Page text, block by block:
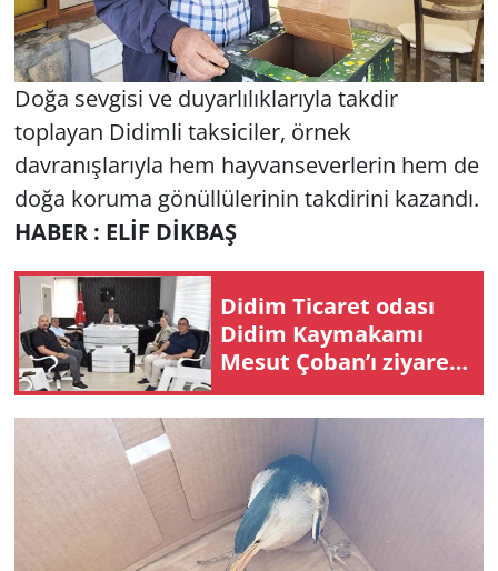
Doğa sevgisi ve duyarlılıklarıyla takdir
toplayan Didimli taksiciler, örnek
davranışlarıyla hem hayvanseverlerin hem de
doğa koruma gönüllülerinin takdirini kazandı.
HABER : ELİF DİKBAŞ
Didim Ticaret odası
Didim Kaymakamı
Mesut Çoban’ı ziyaret
etti